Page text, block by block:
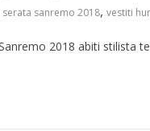
sanremo 2018, vestiti
2018 abiti stilista